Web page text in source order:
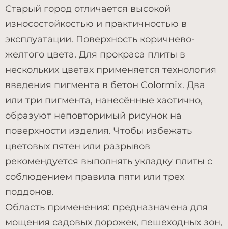
Старый город отличается высокой
износостойкостью и практичностью в
эксплуатации. Поверхность коричнево-
желтого цвета. Для прокраса плиты в
нескольких цветах применяется технология
введения пигмента в бетон Colormix. Два
или три пигмента, нанесённые хаотично,
образуют неповторимый рисунок на
поверхности изделия. Чтобы избежать
цветовых пятен или разрывов
рекомендуется выполнять укладку плиты с
соблюдением правила пяти или трех
поддонов.
Область применения: предназначена для
мощения садовых дорожек, пешеходных зон,